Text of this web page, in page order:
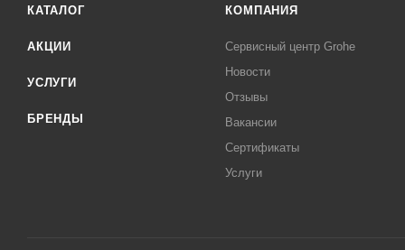
КАТАЛОГ
АКЦИИ
УСЛУГИ
БРЕНДЫ
КОМПАНИЯ
Сервисный центр Grohe
Новости
Отзывы
Вакансии
Сертификаты
Услуги